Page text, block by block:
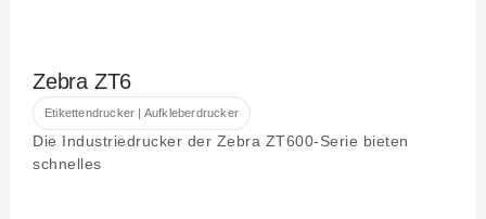
Zebra ZT6
Etikettendrucker | Aufkleberdrucker
Die Industriedrucker der Zebra ZT600-Serie bieten
schnelles